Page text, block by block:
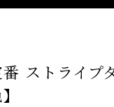
番 ストライ